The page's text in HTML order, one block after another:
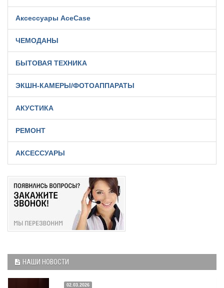
Аксессуары AceCase
ЧЕМОДАНЫ
БЫТОВАЯ ТЕХНИКА
ЭКШН-КАМЕРЫ/ФОТОАППАРАТЫ
АКУСТИКА
РЕМОНТ
АКСЕССУАРЫ
НАШИ НОВОСТИ
02.03.2026